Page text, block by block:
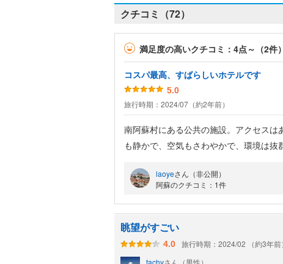
クチコミ（72）
満足度の高いクチコミ：4点～（2件）
コスパ最高、すばらしいホテルです
5.0
旅行時期：2024/07（約2年前）
南阿蘇村にある公共の施設。アクセス
も静かで、空気もさわやかで、環境は
は最高に癒されます。食事がまた豪華
は、くせのない赤身肉で柔らかくヘル
laoyeさん（非公開）
阿蘇のクチコミ：1件
眺望がすごい
4.0
旅行時期：2024/02 （約3年前
tachyさん（男性）